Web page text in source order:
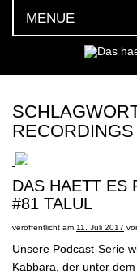
MENUE
HOEREN
FEIERN
MOEGEN
HABEN
RECORDINGS
DAS HAETT ES
#81 TALUL
veröffentlicht am 11. Juli 2017
Unsere Podcast-Serie
Kabbara, der unter